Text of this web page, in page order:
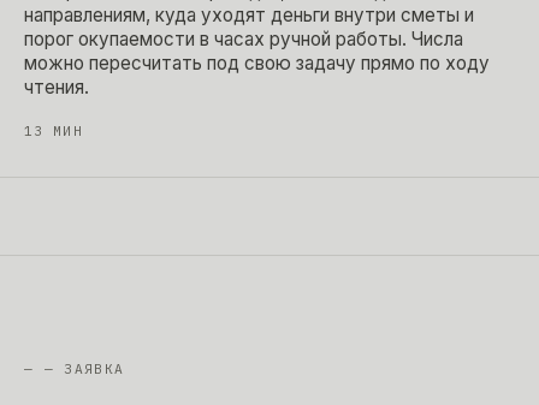
направлениям, куда уходят деньги внутри сметы и
порог окупаемости в часах ручной работы. Числа
можно пересчитать под свою задачу прямо по ходу
чтения.
13 МИН
— — ЗАЯВКА